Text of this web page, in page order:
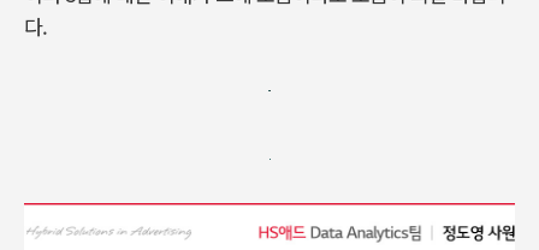
다.